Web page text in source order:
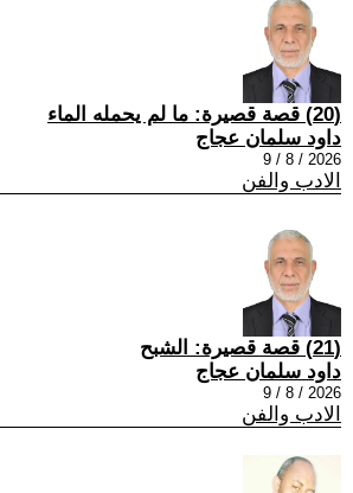
(20) قصة قصيرة: ما لم يحمله الماء
داود سلمان عجاج
2026 / 8 / 9
الادب والفن
(21) قصة قصيرة: الشبح
داود سلمان عجاج
2026 / 8 / 9
الادب والفن